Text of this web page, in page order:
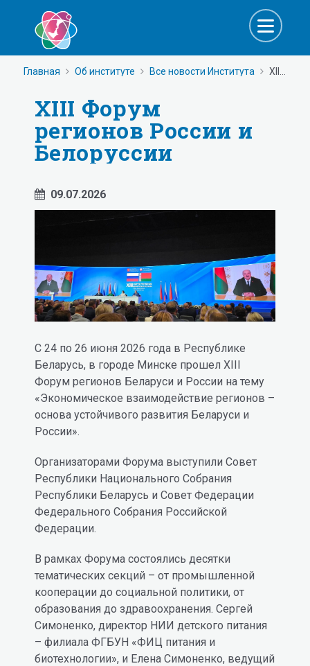
Главная Об институте Все новости Института
XIII Форум
регионов России и
Белоруссии
09.07.2026
С 24 по 26 июня 2026 года в Республике
Беларусь, в городе Минске прошел XIII
Форум регионов Беларуси и России на тему
«Экономическое взаимодействие регионов –
основа устойчивого развития Беларуси и
России».
Организаторами Форума выступили Совет
Республики Национального Собрания
Республики Беларусь и Совет Федерации
Федерального Собрания Российской
Федерации.
В рамках Форума состоялись десятки
тематических секций – от промышленной
кооперации до социальной политики, от
образования до здравоохранения. Сергей
Симоненко, директор НИИ детского питания
– филиала ФГБУН «ФИЦ питания и
биотехнологии», и Елена Симоненко, ведущий